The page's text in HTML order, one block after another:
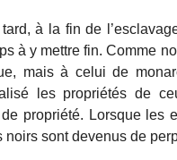
à la fin de
à y mettre fin. Comme
mais à celui de
les propriétés de
propriété. Lorsque les
noirs sont devenus de